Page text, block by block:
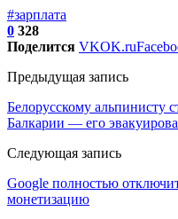
#зарплата
0 328
Поделится VKOK.ru
Предыдущая запись
Белорусскому альпинисту
Балкарии — его
Следующая запись
Google полностью
монетизацию